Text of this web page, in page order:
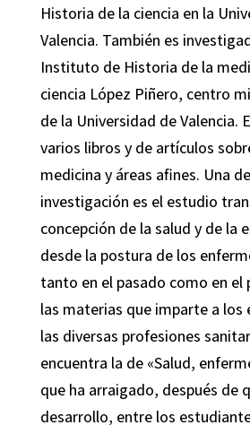
Historia de la ciencia en la
Valencia. También es
Instituto de Historia de la
ciencia López Piñero, centro
de la Universidad de Valencia.
varios libros y de artículos
medicina y áreas afines. Una
investigación es el estudio
concepción de la salud y de la
desde la postura de los
tanto en el pasado como en el
las materias que imparte a los
las diversas profesiones
encuentra la de «Salud,
que ha arraigado, después de
desarrollo, entre los